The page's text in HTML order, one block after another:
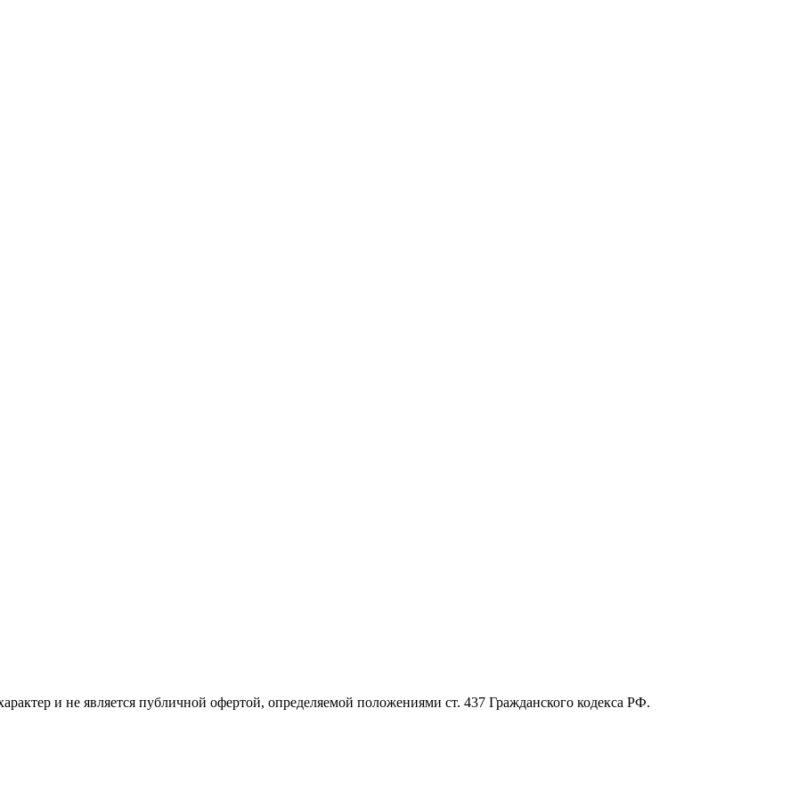
и не является публичной офертой, определяемой положениями ст. 437 Гражданского кодекса РФ.